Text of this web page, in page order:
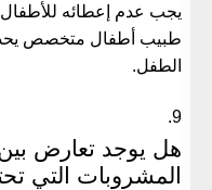
يجب عدم إعطائه
طبيب أطفال متخصص
الطفل.
هل يوجد تعارض بين
المشروبات التي